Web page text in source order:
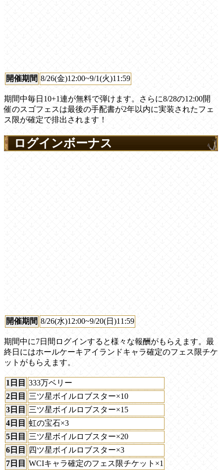
開催期間 8/26(金)12:00~9/1(火)11:59
期間中毎日10+1連が無料で弾けます。さらに8/28の12:00開
催のスゴフェスは最後の手配書が2年以内に実装されたフェ
ス限が確定で排出されます！
ログインボーナス
開催期間 8/26(水)12:00~9/20(日)11:59
期間中に7日間ログインすると様々な報酬がもらえます。最
終日にはホールケーキアイランドキャラ確定のフェス限チケ
ットがもらえます。
1日目 333万ベリー
2日目
三ツ星ボイルロブスター×10
3日目
三ツ星ボイルロブスター×15
4日目 虹の宝石×3
5日目
三ツ星ボイルロブスター×20
6日目
四ツ星ボイルロブスター×3
7日目 WCIキャラ確定のフェス限チケット×1